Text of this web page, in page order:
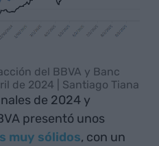
del BBVA y Banc
de 2024 | Santiago Tiana
de 2024 y
presentó unos
muy sólidos, con un